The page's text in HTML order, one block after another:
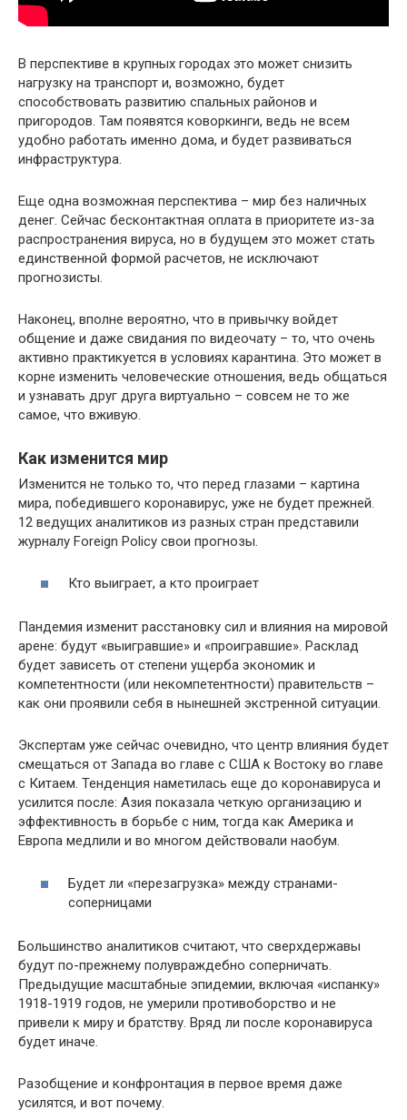
В перспективе в крупных городах это может снизить
нагрузку на транспорт и, возможно, будет
способствовать развитию спальных районов и
пригородов. Там появятся коворкинги, ведь не всем
удобно работать именно дома, и будет развиваться
инфраструктура.
Еще одна возможная перспектива – мир без наличных
денег. Сейчас бесконтактная оплата в приоритете из-за
распространения вируса, но в будущем это может стать
единственной формой расчетов, не исключают
прогнозисты.
Наконец, вполне вероятно, что в привычку войдет
общение и даже свидания по видеочату – то, что очень
активно практикуется в условиях карантина. Это может в
корне изменить человеческие отношения, ведь общаться
и узнавать друг друга виртуально – совсем не то же
самое, что вживую.
Как изменится мир
Изменится не только то, что перед глазами – картина
мира, победившего коронавирус, уже не будет прежней.
12 ведущих аналитиков из разных стран представили
журналу Foreign Policy свои прогнозы.
Кто выиграет, а кто проиграет
Пандемия изменит расстановку сил и влияния на мировой
арене: будут «выигравшие» и «проигравшие». Расклад
будет зависеть от степени ущерба экономик и
компетентности (или некомпетентности) правительств –
как они проявили себя в нынешней экстренной ситуации.
Экспертам уже сейчас очевидно, что центр влияния будет
смещаться от Запада во главе с США к Востоку во главе
с Китаем. Тенденция наметилась еще до коронавируса и
усилится после: Азия показала четкую организацию и
эффективность в борьбе с ним, тогда как Америка и
Европа медлили и во многом действовали наобум.
Будет ли «перезагрузка» между странами-
соперницами
Большинство аналитиков считают, что сверхдержавы
будут по-прежнему полувраждебно соперничать.
Предыдущие масштабные эпидемии, включая «испанку»
1918-1919 годов, не умерили противоборство и не
привели к миру и братству. Вряд ли после коронавируса
будет иначе.
Разобщение и конфронтация в первое время даже
усилятся, и вот почему.